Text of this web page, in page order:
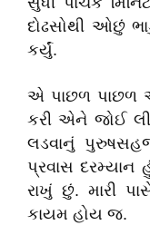
દોઢસોથી ઓછું
કર્યું.
એ પાછળ પાછળ
કરી એને જોઈ
લડવાનું
પ્રવાસ દરમ્યાન
રાખું છું. મારી
કાયમ હોય જ.